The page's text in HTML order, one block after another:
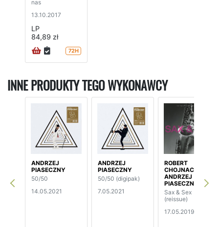
nas
13.10.2017
LP
84,89 zł
72H
INNE PRODUKTY TEGO WYKONAWCY
ANDRZEJ
PIASECZNY
50/50
14.05.2021
ANDRZEJ
PIASECZNY
50/50 (digipak)
7.05.2021
ROBERT
CHOJNACKI /
ANDRZEJ
PIASECZNY
Sax & Sex
(reissue)
17.05.2019